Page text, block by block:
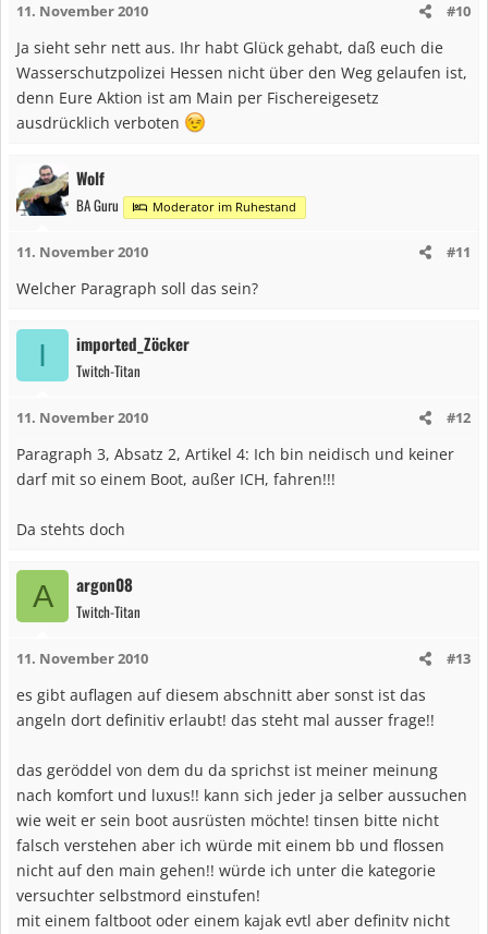
o
11. November 2010 #10
Ja sieht sehr nett aus. Ihr habt Glück gehabt, daß euch die
Wasserschutzpolizei Hessen nicht über den Weg gelaufen ist,
denn Eure Aktion ist am Main per Fischereigesetz
ausdrücklich verboten
Wolf
BA Guru Moderator im Ruhestand
11. November 2010 #11
Welcher Paragraph soll das sein?
I imported_Zöcker
Twitch-Titan
11. November 2010 #12
Paragraph 3, Absatz 2, Artikel 4: Ich bin neidisch und keiner
darf mit so einem Boot, außer ICH, fahren!!!
Da stehts doch
A argon08
Twitch-Titan
11. November 2010 #13
es gibt auflagen auf diesem abschnitt aber sonst ist das
angeln dort definitiv erlaubt! das steht mal ausser frage!!
das geröddel von dem du da sprichst ist meiner meinung
nach komfort und luxus!! kann sich jeder ja selber aussuchen
wie weit er sein boot ausrüsten möchte! tinsen bitte nicht
falsch verstehen aber ich würde mit einem bb und flossen
nicht auf den main gehen!! würde ich unter die kategorie
versuchter selbstmord einstufen!
mit einem faltboot oder einem kajak evtl aber definitv nicht